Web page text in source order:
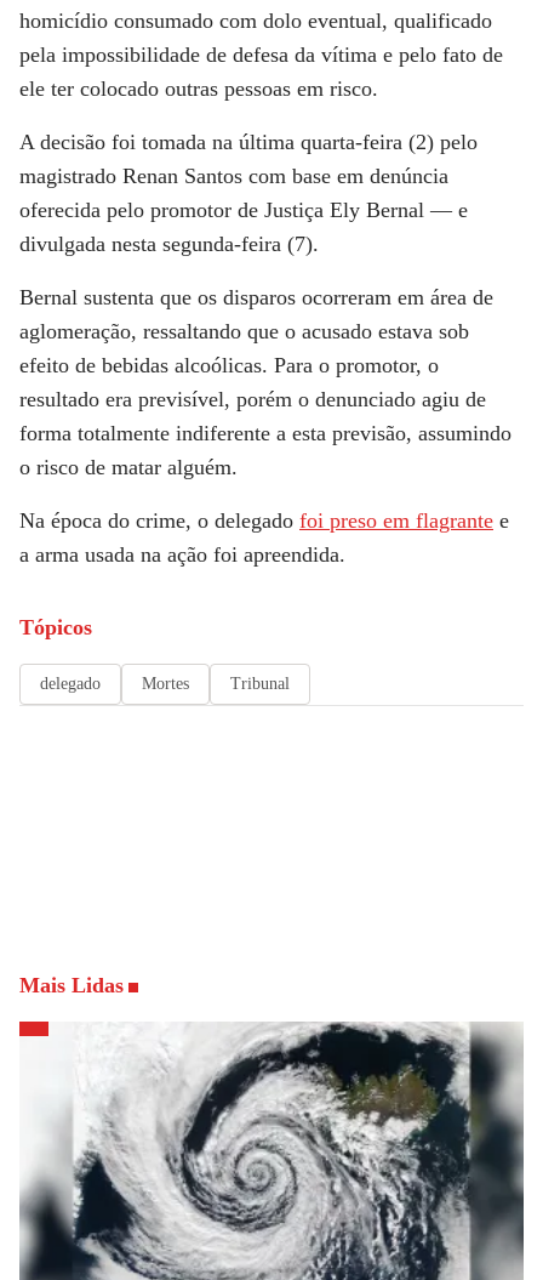
homicídio consumado com dolo eventual, qualificado
pela impossibilidade de defesa da vítima e pelo fato de
ele ter colocado outras pessoas em risco.
A decisão foi tomada na última quarta-feira (2) pelo
magistrado Renan Santos com base em denúncia
oferecida pelo promotor de Justiça Ely Bernal — e
divulgada nesta segunda-feira (7).
Bernal sustenta que os disparos ocorreram em área de
aglomeração, ressaltando que o acusado estava sob
efeito de bebidas alcoólicas. Para o promotor, o
resultado era previsível, porém o denunciado agiu de
forma totalmente indiferente a esta previsão, assumindo
o risco de matar alguém.
Na época do crime, o delegado foi preso em flagrante e
a arma usada na ação foi apreendida.
Tópicos
delegado Mortes Tribunal
Mais Lidas